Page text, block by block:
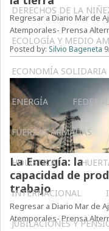
DERECHOS DE LA
ECOLOGÍA Y MEDIO
ECONOMÍA SOLIDARIA
ENERGÍA
FUERZAS ARMADAS
HOLÍSTICA
INTERNACIONAL
JUBILACIONES Y
Regresar a Diario Mar de
Atemporales- Prensa
Posted by: Silvio Bageneta
La Energía: la
capacidad de
trabajo
Regresar a Diario Mar de
Atemporales- Prensa